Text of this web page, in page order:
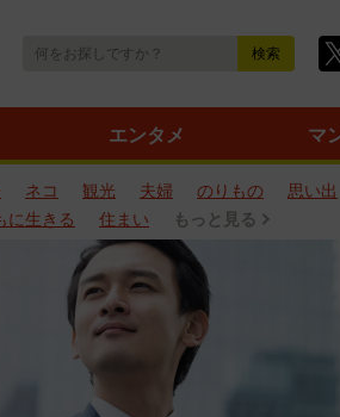
エンタメ マ
ネコ 観光 夫婦 のりもの
思い出
に生きる 住まい もっと見る